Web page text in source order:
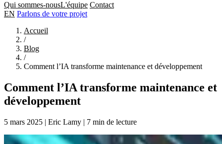
Qui sommes-nousL'équipe Contact
EN Parlons de votre projet
Accueil
/
Blog
/
Comment l’IA transforme maintenance et développement
Comment l’IA transforme maintenance et
développement
5 mars 2025 | Eric Lamy | 7 min de lecture